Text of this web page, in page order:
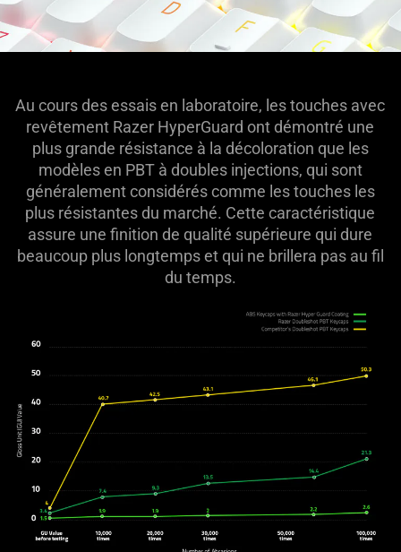
Au cours des essais en laboratoire, les touches avec
revêtement Razer HyperGuard ont démontré une
plus grande résistance à la décoloration que les
modèles en PBT à doubles injections, qui sont
généralement considérés comme les touches les
plus résistantes du marché. Cette caractéristique
assure une finition de qualité supérieure qui dure
beaucoup plus longtemps et qui ne brillera pas au fil
du temps.